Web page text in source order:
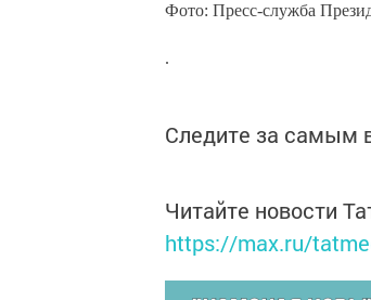
Фото: Пресс-служба
.
Следите за самым
Читайте новости
https://max.ru/